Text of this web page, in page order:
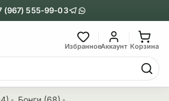
(967) 555-99-03
ИзбранноеАккаунт Корзина
Главное
Трубки